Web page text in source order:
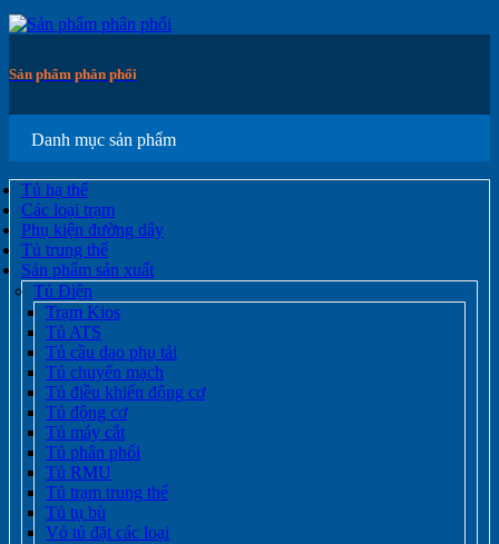
Sản phẩm phân phối
Danh mục sản phẩm
Tủ hạ thế
Các loại trạm
Phụ kiện đường dây
Tủ trung thế
Sản phẩm sản xuất
Tủ Điện
Trạm Kios
Tủ ATS
Tủ cầu dao phụ tải
Tủ chuyển mạch
Tủ điều khiển động cơ
Tủ động cơ
Tủ máy cắt
Tủ phân phối
Tủ RMU
Tủ trạm trung thế
Tủ tụ bù
Vỏ tủ đặt các loại